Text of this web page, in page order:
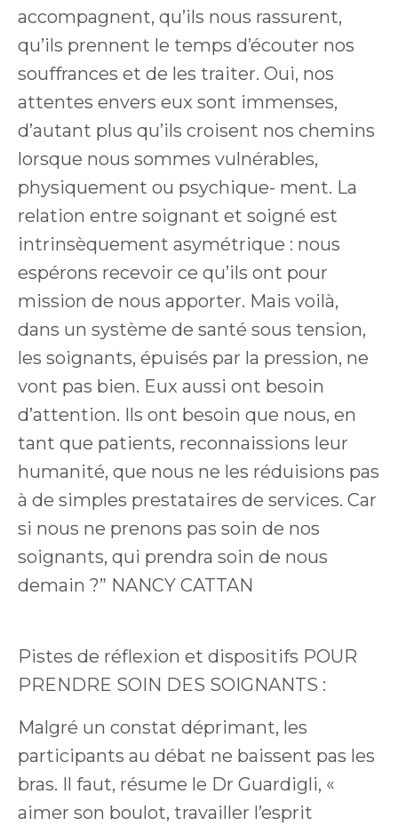
accompagnent, qu’ils nous rassurent,
qu’ils prennent le temps d’écouter nos
souffrances et de les traiter. Oui, nos
attentes envers eux sont immenses,
d’autant plus qu’ils croisent nos chemins
lorsque nous sommes vulnérables,
physiquement ou psychique- ment. La
relation entre soignant et soigné est
intrinsèquement asymétrique : nous
espérons recevoir ce qu’ils ont pour
mission de nous apporter. Mais voilà,
dans un système de santé sous tension,
les soignants, épuisés par la pression, ne
vont pas bien. Eux aussi ont besoin
d’attention. Ils ont besoin que nous, en
tant que patients, reconnaissions leur
humanité, que nous ne les réduisions pas
à de simples prestataires de services. Car
si nous ne prenons pas soin de nos
soignants, qui prendra soin de nous
demain ?” NANCY CATTAN
Pistes de réflexion et dispositifs POUR
PRENDRE SOIN DES SOIGNANTS :
Malgré un constat déprimant, les
participants au débat ne baissent pas les
bras. Il faut, résume le Dr Guardigli, «
aimer son boulot, travailler l’esprit